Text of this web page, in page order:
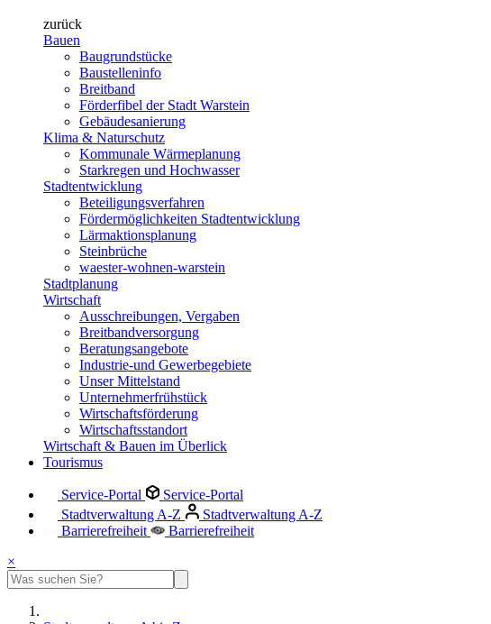
zurück
Bauen
Baugrundstücke
Baustelleninfo
Breitband
Förderfibel der Stadt Warstein
Gebäudesanierung
Klima & Naturschutz
Kommunale Wärmeplanung
Starkregen und Hochwasser
Stadtentwicklung
Beteiligungsverfahren
Fördermöglichkeiten Stadtentwicklung
Lärmaktionsplanung
Steinbrüche
waester-wohnen-warstein
Stadtplanung
Wirtschaft
Ausschreibungen, Vergaben
Breitbandversorgung
Beratungsangebote
Industrie-und Gewerbegebiete
Unser Mittelstand
Unternehmerfrühstück
Wirtschaftsförderung
Wirtschaftsstandort
Wirtschaft & Bauen im Überlick
Tourismus
Service-Portal
Service-Portal
Stadtverwaltung A-Z
Stadtverwaltung A-Z
Barrierefreiheit
Barrierefreiheit
×